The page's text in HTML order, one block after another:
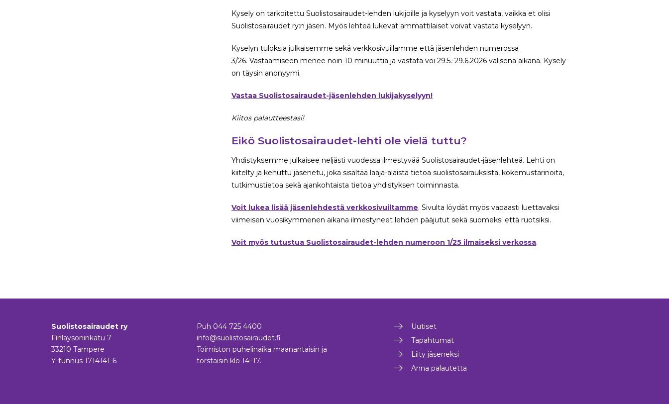
Kysely on tarkoitettu Suolistosairaudet-lehden lukijoille ja kyselyyn voit vastata, vaikka et olisi
Suolistosairaudet ry:n jäsen. Myös lehteä lukevat ammattilaiset voivat vastata kyselyyn.
Kyselyn tuloksia julkaisemme sekä verkkosivuillamme että jäsenlehden numerossa
3/26. Vastaamiseen menee noin 10 minuuttia ja vastata voi 29.5.-29.6.2026 välisenä aikana. Kysely
on täysin anonyymi.
Vastaa Suolistosairaudet-jäsenlehden lukijakyselyyn!
Kiitos palautteestasi!
Eikö Suolistosairaudet-lehti ole vielä tuttu?
Yhdistyksemme julkaisee neljästi vuodessa ilmestyvää Suolistosairaudet-jäsenlehteä. Lehti on
kiitelty ja kehuttu jäsenetu, joka sisältää laaja-alaista tietoa suolistosairauksista, kokemustarinoita,
tutkimustietoa sekä ajankohtaista tietoa yhdistyksen toiminnasta.
Voit lukea lisää jäsenlehdestä verkkosivuiltamme. Sivulta löydät myös vapaasti luettavaksi
viimeisen vuosikymmenen aikana ilmestyneet lehden pääjutut sekä suomeksi että ruotsiksi.
Voit myös tutustua Suolistosairaudet-lehden numeroon 1/25 ilmaiseksi verkossa.
Suolistosairaudet ry
Finlaysoninkatu 7
33210 Tampere
Y-tunnus 1714141-6
Puh 044 725 4400
info@suolistosairaudet.fi
Toimiston puhelinaika maanantaisin ja
torstaisin klo 14–17.
Uutiset
Tapahtumat
Liity jäseneksi
Anna palautetta